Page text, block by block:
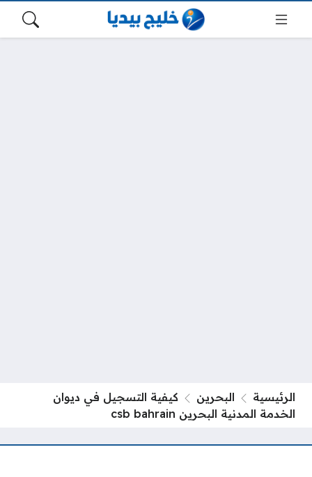
الرئيسية البحرين
كيفية التسجيل في ديوان
الخدمة المدنية البحرين csb bahrain